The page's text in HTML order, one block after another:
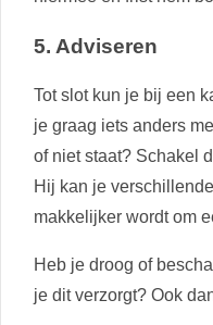
5. Adviseren
Tot slot kun je bij een
je graag iets anders
of niet staat? Schakel
Hij kan je
makkelijker wordt om
Heb je droog of
je dit verzorgt? Ook